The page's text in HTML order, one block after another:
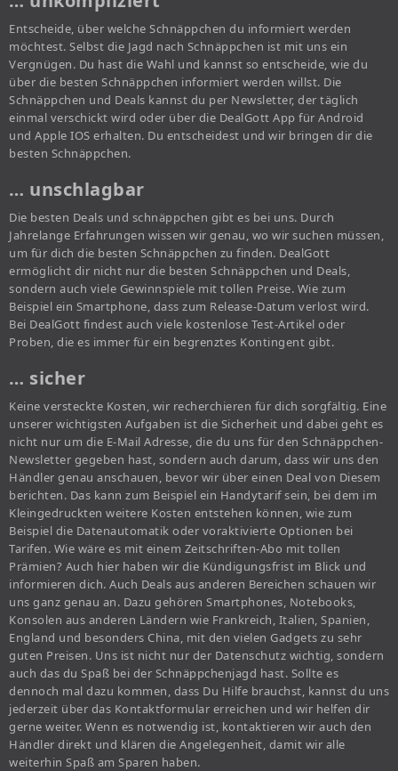
Entscheide, über welche Schnäppchen du informiert werden
möchtest. Selbst die Jagd nach Schnäppchen ist mit uns ein
Vergnügen. Du hast die Wahl und kannst so entscheide, wie du
über die besten Schnäppchen informiert werden willst. Die
Schnäppchen und Deals kannst du per Newsletter, der täglich
einmal verschickt wird oder über die DealGott App für Android
und Apple IOS erhalten. Du entscheidest und wir bringen dir die
besten Schnäppchen.
… unschlagbar
Die besten Deals und schnäppchen gibt es bei uns. Durch
Jahrelange Erfahrungen wissen wir genau, wo wir suchen müssen,
um für dich die besten Schnäppchen zu finden. DealGott
ermöglicht dir nicht nur die besten Schnäppchen und Deals,
sondern auch viele Gewinnspiele mit tollen Preise. Wie zum
Beispiel ein Smartphone, dass zum Release-Datum verlost wird.
Bei DealGott findest auch viele kostenlose Test-Artikel oder
Proben, die es immer für ein begrenztes Kontingent gibt.
… sicher
Keine versteckte Kosten, wir recherchieren für dich sorgfältig. Eine
unserer wichtigsten Aufgaben ist die Sicherheit und dabei geht es
nicht nur um die E-Mail Adresse, die du uns für den Schnäppchen-
Newsletter gegeben hast, sondern auch darum, dass wir uns den
Händler genau anschauen, bevor wir über einen Deal von Diesem
berichten. Das kann zum Beispiel ein Handytarif sein, bei dem im
Kleingedruckten weitere Kosten entstehen können, wie zum
Beispiel die Datenautomatik oder voraktivierte Optionen bei
Tarifen. Wie wäre es mit einem Zeitschriften-Abo mit tollen
Prämien? Auch hier haben wir die Kündigungsfrist im Blick und
informieren dich. Auch Deals aus anderen Bereichen schauen wir
uns ganz genau an. Dazu gehören Smartphones, Notebooks,
Konsolen aus anderen Ländern wie Frankreich, Italien, Spanien,
England und besonders China, mit den vielen Gadgets zu sehr
guten Preisen. Uns ist nicht nur der Datenschutz wichtig, sondern
auch das du Spaß bei der Schnäppchenjagd hast. Sollte es
dennoch mal dazu kommen, dass Du Hilfe brauchst, kannst du uns
jederzeit über das Kontaktformular erreichen und wir helfen dir
gerne weiter. Wenn es notwendig ist, kontaktieren wir auch den
Händler direkt und klären die Angelegenheit, damit wir alle
weiterhin Spaß am Sparen haben.